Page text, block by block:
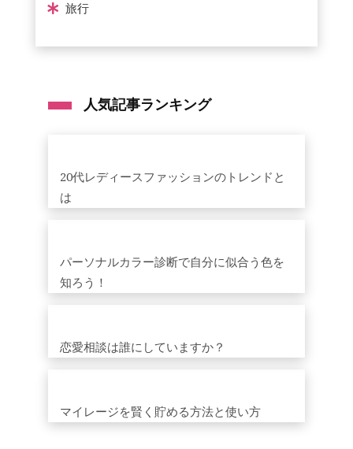
旅行
人気記事ランキング
20代レディースファッションのトレンドと
は
パーソナルカラー診断で自分に似合う色を
知ろう！
恋愛相談は誰にしていますか？
マイレージを賢く貯める方法と使い方